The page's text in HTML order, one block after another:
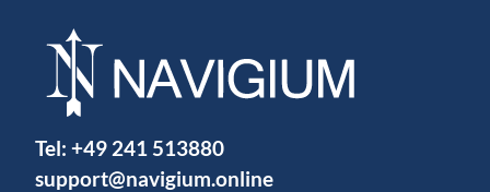
Tel: +49 241 513880
support@navigium.online